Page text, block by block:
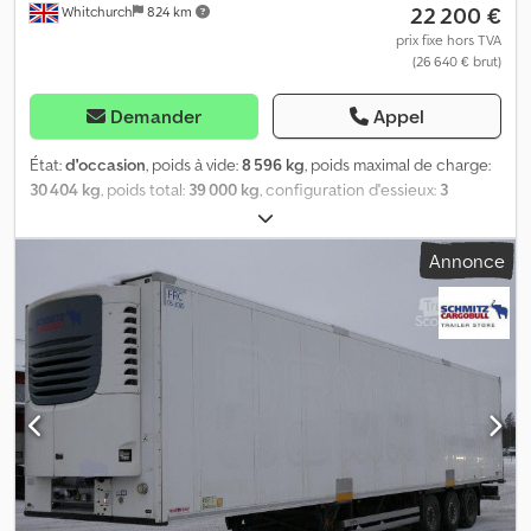
Whitchurch 824 km 22 200 €
prix fixe hors TVA
(26 640 € brut)
Demander Appel
État:d'occasion, poids à vide:8 596 kg, poids maximal de charge:
30 404 kg , poids total: 39 000 kg , configuration d'essieux: 3
, première immatriculation:
(TÜV):10/2026, longueur de l'espace de chargement:13 410 mm,
, hauteur de
l'espace de chargement:2 600 mm
, volume de l'espace de
chargement:86 m³ , suspension: air, dimension des pneus:385/65
R22,5, empattement: blanc, Année de
construction:2017
, Poids à vide : 8 596 kg, PTAC
: 39 000 kg, Dimensions de la zone de chargement (L l H) : 13 410
mm x 2 490 mm x 2 600 mm, Dimension des pneus : 385/65 R22.5,
Volume de la zone de chargement : 86 m³, 1er essieu : , 2e essieu : ,
3e essieu : , Suspension pneumatique, Barre anti-encastrement
arrière, Système de freinage électronique EBS, Anneaux
d’arrimage ferry, Hubodometer, Prise 1x15 et 2x7 broches,
Annonce